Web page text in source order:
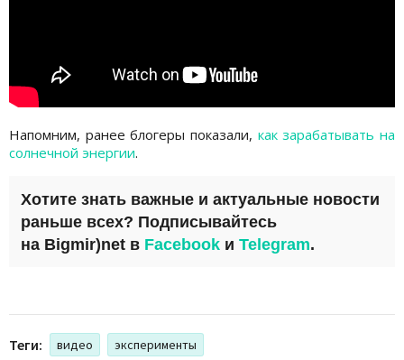
Напомним, ранее блогеры показали, как зарабатывать на
солнечной энергии.
Хотите знать важные и актуальные новости
раньше всех? Подписывайтесь
на Bigmir)net в Facebook и Telegram.
Теги: видео эксперименты